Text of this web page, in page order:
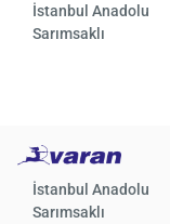
İstanbul Anadolu
Sarımsaklı
İstanbul Anadolu
Sarımsaklı